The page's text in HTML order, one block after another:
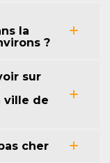
la
?
sur
ville de
cher